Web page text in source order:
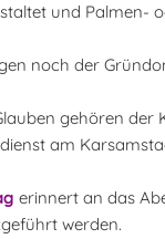
und Palmen-
noch der
gehören
am
erinnert an das
werden.